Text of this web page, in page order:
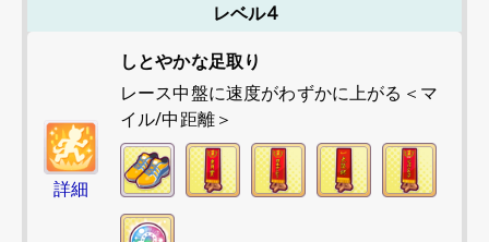
レベル4
詳細
しとやかな足取り
レース中盤に速度がわずかに上がる＜マ
イル/中距離＞